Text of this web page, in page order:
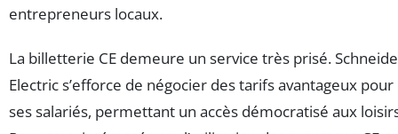
entrepreneurs locaux.
La billetterie CE demeure un service très prisé.
Electric s’efforce de négocier des tarifs avantageux pour
ses salariés, permettant un accès démocratisé aux